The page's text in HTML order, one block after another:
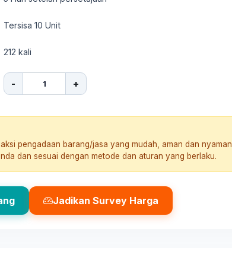
Tersisa 10 Unit
212 kali
- +
pengadaan barang/jasa yang mudah, aman dan nyaman
dan sesuai dengan metode dan aturan yang berlaku.
Jadikan Survey Harga